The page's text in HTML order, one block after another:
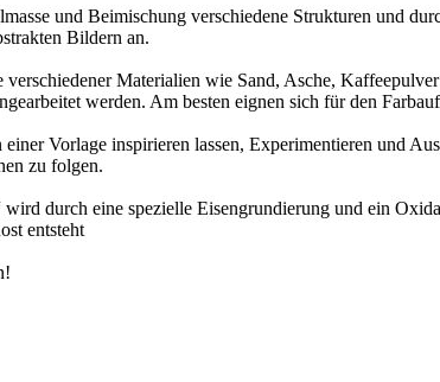
und Beimischung verschiedene Strukturen und
Bildern an.
Materialien wie Sand, Asche,
werden. Am besten eignen sich für den
Vorlage inspirieren lassen, Experimentieren und
zu folgen.
durch eine spezielle Eisengrundierung und ein
entsteht